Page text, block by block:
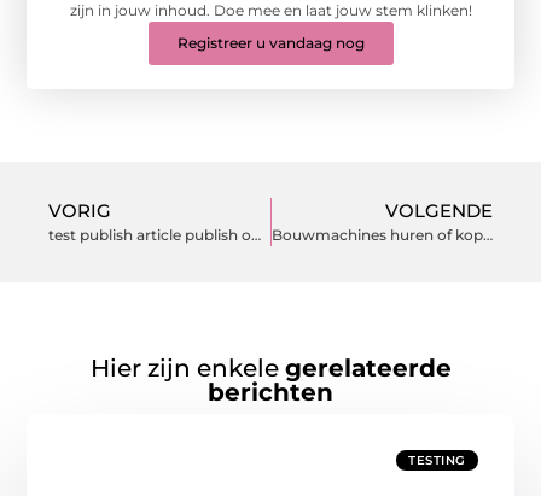
zijn in jouw inhoud. Doe mee en laat jouw stem klinken!
Registreer u vandaag nog
VORIG
test publish article publish on 2024-08-27 04:52:19am (Edited)
VOLGENDE
Bouwmachines huren of kopen is een verstandige keuze
Hier zijn enkele gerelateerde
berichten
TESTING